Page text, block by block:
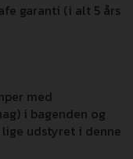
garanti (i alt 5 års
med
i bagenden og
udstyret i denne